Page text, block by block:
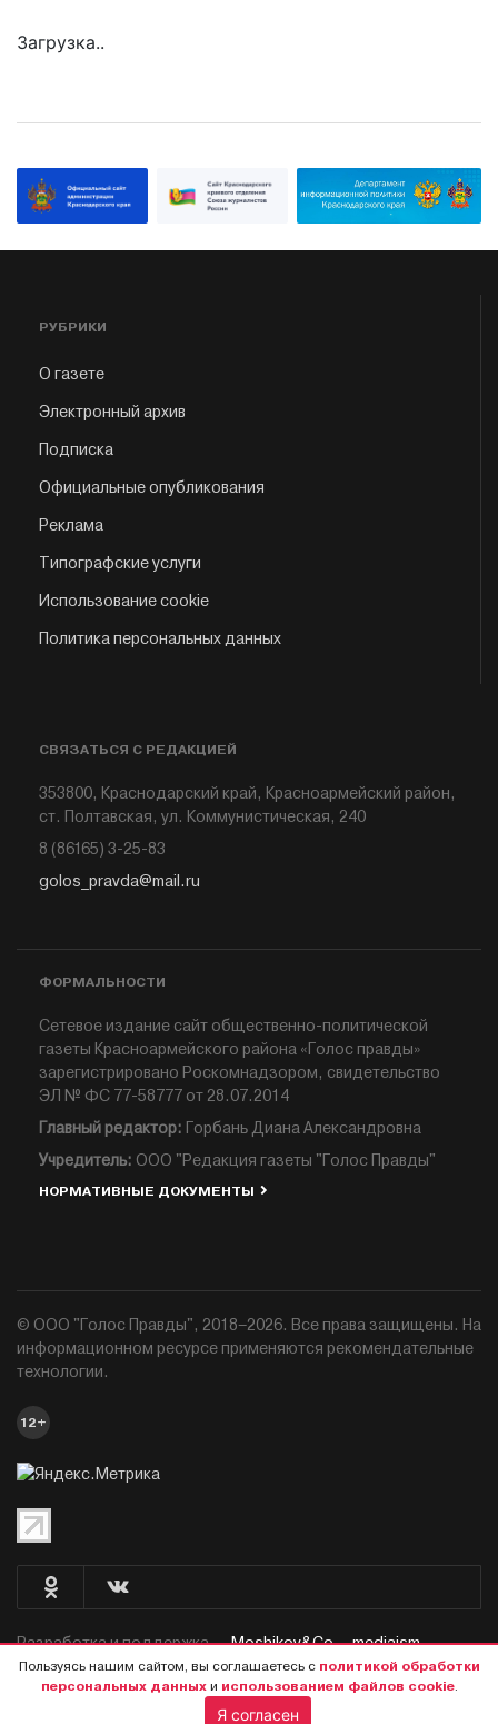
Загрузка..
РУБРИКИ
О газете
Электронный архив
Подписка
Официальные опубликования
Реклама
Типографские услуги
Использование cookie
Политика персональных данных
СВЯЗАТЬСЯ С РЕДАКЦИЕЙ
353800, Краснодарский край, Красноармейский район,
ст. Полтавская, ул. Коммунистическая, 240
8 (86165) 3-25-83
golos_pravda@mail.ru
ФОРМАЛЬНОСТИ
Сетевое издание сайт общественно-политической
газеты Красноармейского района «Голос правды»
зарегистрировано Роскомнадзором, свидетельство
ЭЛ № ФС 77-58777 от 28.07.2014
Главный редактор: Горбань Диана Александровна
Учредитель: ООО "Редакция газеты "Голос Правды"
НОРМАТИВНЫЕ ДОКУМЕНТЫ
© ООО "Голос Правды", 2018–2026. Все права защищены. На
информационном ресурсе применяются рекомендательные
технологии.
12+
Разработка и поддержка —Moshikov&Co. - mediaism.
Пользуясь нашим сайтом, вы соглашаетесь с политикой обработки
персональных данныхи использованием файлов cookie.
Я согласен